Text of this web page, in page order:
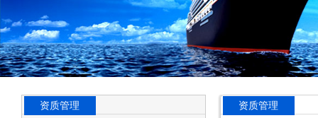
资质管理 资质管理